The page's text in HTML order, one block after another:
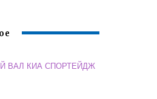
ВАЛ КИА СПОРТЕЙДЖ